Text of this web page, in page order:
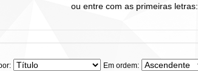
ou entre com as primeiras letras:
Em ordem: